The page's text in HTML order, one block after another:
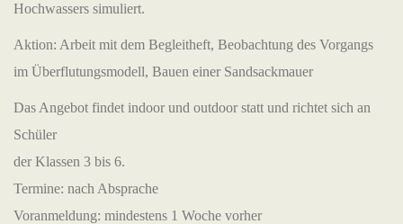
Hochwassers simuliert.
Aktion: Arbeit mit dem Begleitheft, Beobachtung des Vorgangs
im Überflutungsmodell, Bauen einer Sandsackmauer
Das Angebot findet indoor und outdoor statt und richtet sich an
Schüler
der Klassen 3 bis 6.
Termine: nach Absprache
Voranmeldung: mindestens 1 Woche vorher